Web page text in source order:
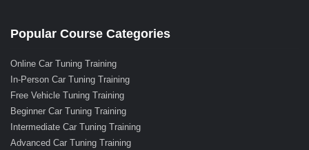
Popular Course Categories
Online Car Tuning Training
In-Person Car Tuning Training
Free Vehicle Tuning Training
Beginner Car Tuning Training
Intermediate Car Tuning Training
Advanced Car Tuning Training